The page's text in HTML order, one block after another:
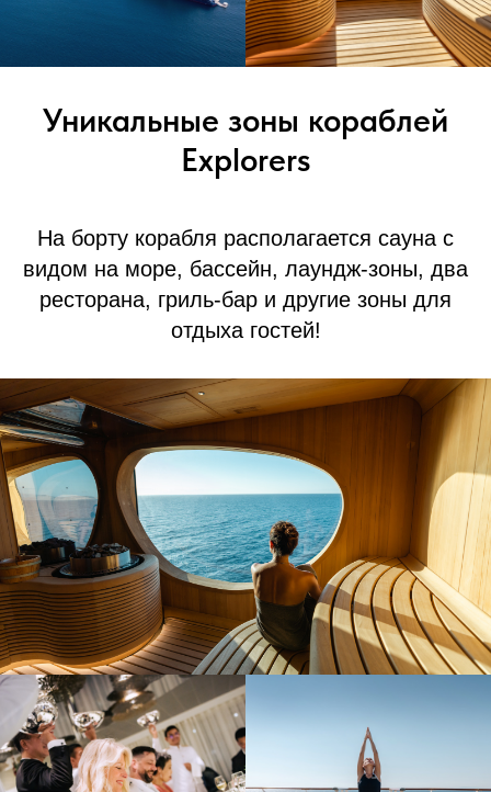
Уникальные зоны кораблей
Explorers
На борту корабля располагается сауна с
видом на море, бассейн, лаундж-зоны, два
ресторана, гриль-бар и другие зоны для
отдыха гостей!